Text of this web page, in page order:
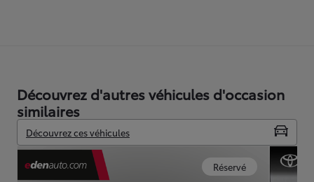
Découvrez d'autres véhicules d'occasion
similaires
Découvrez ces véhicules
Réservé